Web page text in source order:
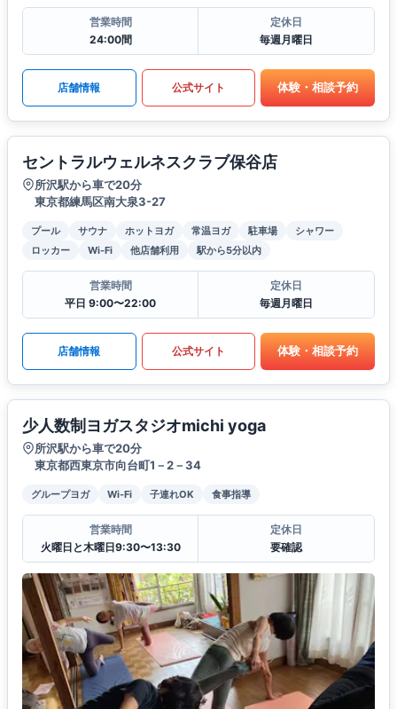
営業時間
24:00間
定休日
毎週月曜日
店舗情報 公式サイト 体験・相談予約
セントラルウェルネスクラブ保谷店
所沢駅から車で20分
東京都練馬区南大泉3-27
プール サウナ ホットヨガ 常温ヨガ 駐車場
シャワー
ロッカー
Wi-Fi 他店舗利用 駅から5分以内
営業時間
平日 9:00〜22:00
定休日
毎週月曜日
店舗情報 公式サイト 体験・相談予約
少人数制ヨガスタジオmichi yoga
所沢駅から車で20分
東京都西東京市向台町1－2－34
グループヨガ Wi-Fi 子連れOK 食事指導
営業時間
火曜日と木曜日9:30〜13:30
定休日
要確認